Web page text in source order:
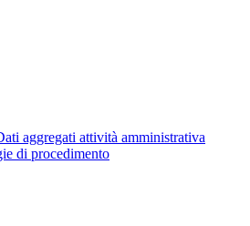
aggregati attività amministrativa
di procedimento